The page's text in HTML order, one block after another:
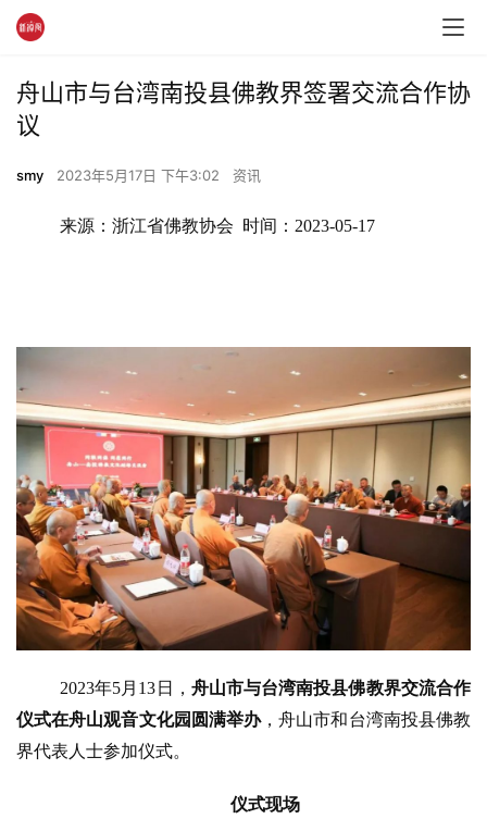
舟山市与台湾南投县佛教界签署交流合作协
议
smy 2023年5月17日 下午3:02 资讯
来源：浙江省佛教协会  时间：2023-05-17
2023年5月13日， 舟山市与台湾南投县佛教界交流合作
仪式在舟山观音文化园圆满举办，舟山市和台湾南投县佛教
界代表人士参加仪式。
仪式现场